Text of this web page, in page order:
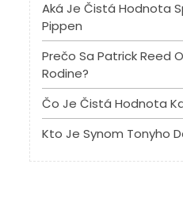
Aká Je Čistá Hodnota
Pippen
Prečo Sa Patrick Reed
Rodine?
Čo Je Čistá Hodnota
Kto Je Synom Tonyho